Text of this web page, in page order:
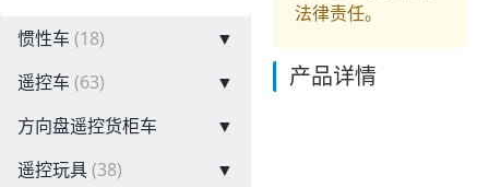
惯性车 (18)
▼
遥控车 (63)
▼
方向盘遥控货柜车
▼
遥控玩具(38)
▼
法律责任。
产品详情